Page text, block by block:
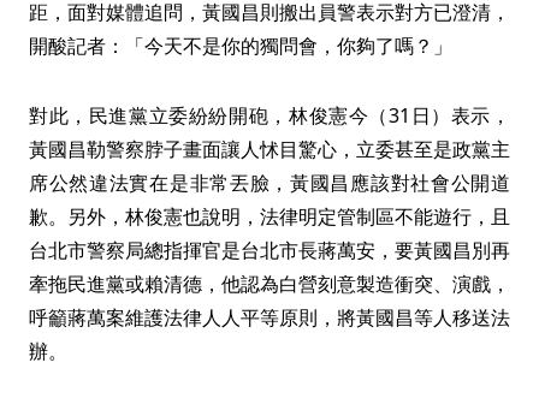
距，面對媒體追問，黃國昌則搬出員警表示對方已澄清，
開酸記者：「今天不是你的獨問會，你夠了嗎？」
對此，民進黨立委紛紛開砲，林俊憲今（31日）表示，
黃國昌勒警察脖子畫面讓人怵目驚心，立委甚至是政黨主
席公然違法實在是非常丟臉，黃國昌應該對社會公開道
歉。另外，林俊憲也說明，法律明定管制區不能遊行，且
台北市警察局總指揮官是台北市長蔣萬安，要黃國昌別再
牽拖民進黨或賴清德，他認為白營刻意製造衝突、演戲，
呼籲蔣萬案維護法律人人平等原則，將黃國昌等人移送法
辦。